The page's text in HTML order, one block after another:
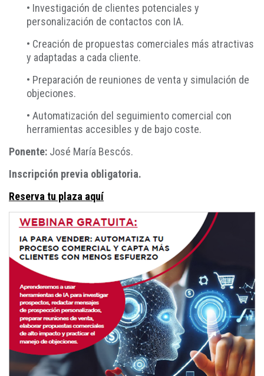
• Investigación de clientes potenciales y
personalización de contactos con IA.
• Creación de propuestas comerciales más atractivas
y adaptadas a cada cliente.
• Preparación de reuniones de venta y simulación de
objeciones.
• Automatización del seguimiento comercial con
herramientas accesibles y de bajo coste.
Ponente: José María Bescós.
Inscripción previa obligatoria.
Reserva tu plaza aquí